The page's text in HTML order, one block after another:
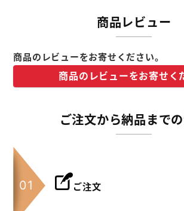
商品レビュー
商品のレビューをお寄せください。
商品のレビューをお寄せく
ご注文から納品まで
ご注文